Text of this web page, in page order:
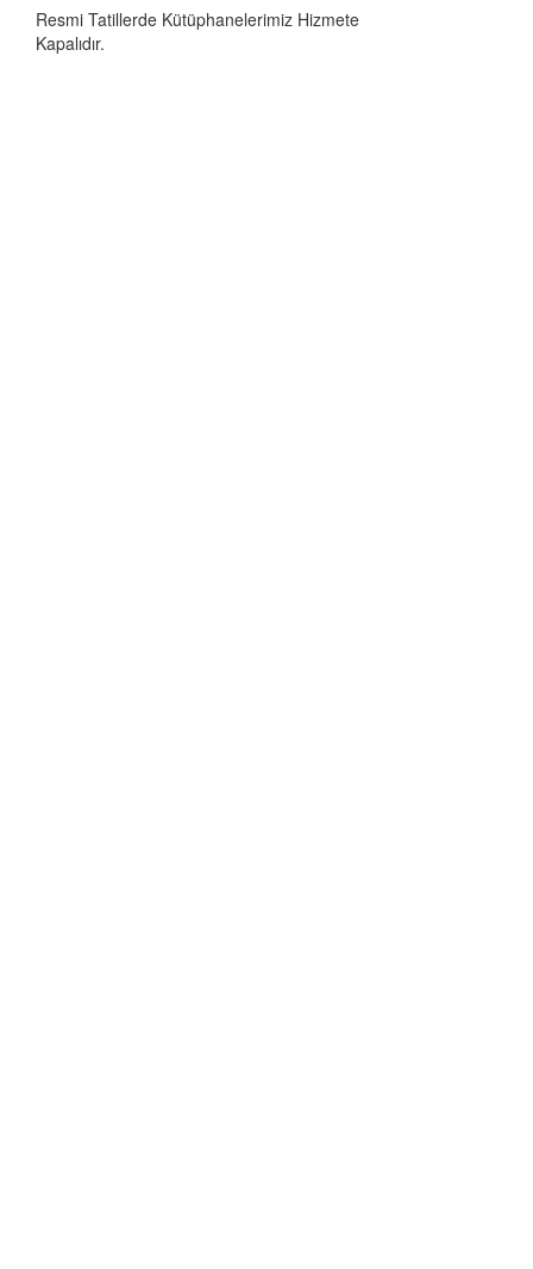
Resmi Tatillerde Kütüphanelerimiz Hizmete
Kapalıdır.